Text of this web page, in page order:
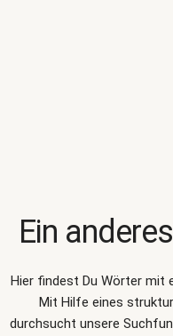
Ein
Hier findest Du Wörter mit
Mit Hilfe eines
durchsucht unsere